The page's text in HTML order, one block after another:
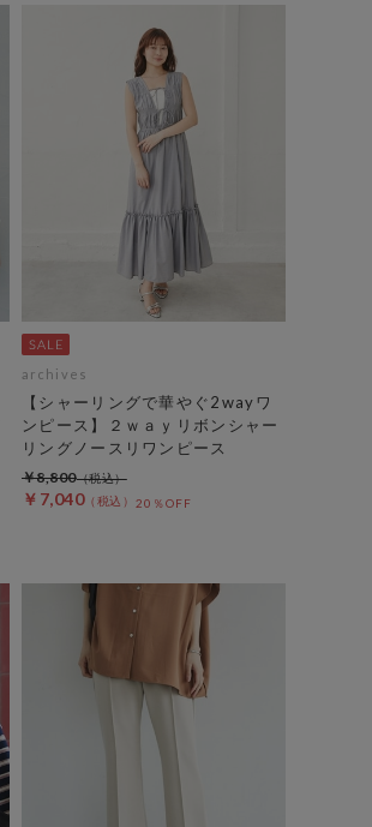
archives
【シャーリングで華やぐ2wayワ
ンピース】２ｗａｙリボンシャー
リングノースリワンピース
￥7,040 20％OFF
￥8,800